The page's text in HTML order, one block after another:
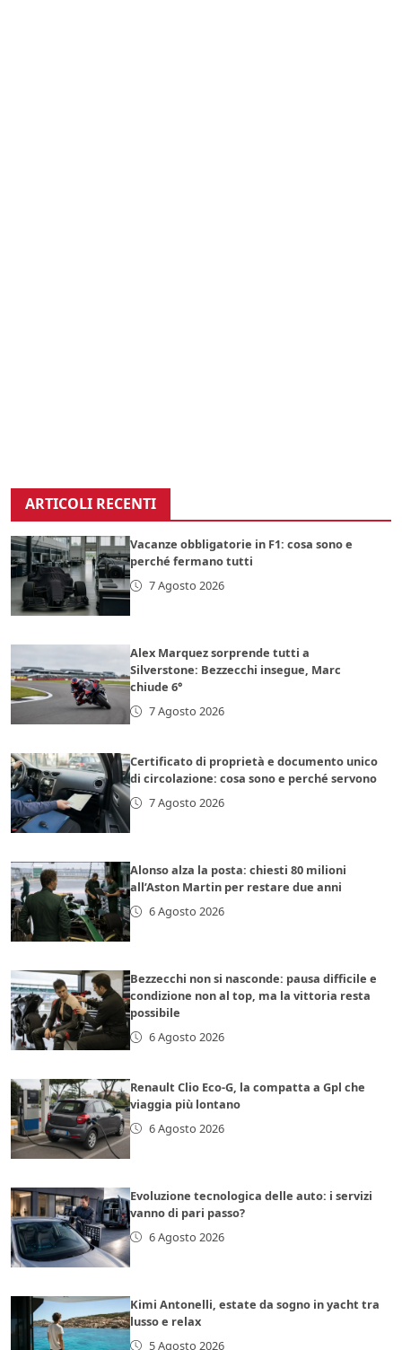
ARTICOLI RECENTI
Vacanze obbligatorie in F1: cosa sono e
perché fermano tutti
7 Agosto 2026
Alex Marquez sorprende tutti a
Silverstone: Bezzecchi insegue, Marc
chiude 6°
7 Agosto 2026
Certificato di proprietà e documento unico
di circolazione: cosa sono e perché servono
7 Agosto 2026
Alonso alza la posta: chiesti 80 milioni
all’Aston Martin per restare due anni
6 Agosto 2026
Bezzecchi non si nasconde: pausa difficile e
condizione non al top, ma la vittoria resta
possibile
6 Agosto 2026
Renault Clio Eco-G, la compatta a Gpl che
viaggia più lontano
6 Agosto 2026
Evoluzione tecnologica delle auto: i servizi
vanno di pari passo?
6 Agosto 2026
Kimi Antonelli, estate da sogno in yacht tra
lusso e relax
5 Agosto 2026